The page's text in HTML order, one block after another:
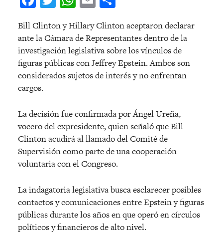
Bill Clinton y Hillary Clinton aceptaron declarar
ante la Cámara de Representantes dentro de la
investigación legislativa sobre los vínculos de
figuras públicas con Jeffrey Epstein. Ambos son
considerados sujetos de interés y no enfrentan
cargos.
La decisión fue confirmada por Ángel Ureña,
vocero del expresidente, quien señaló que Bill
Clinton acudirá al llamado del Comité de
Supervisión como parte de una cooperación
voluntaria con el Congreso.
La indagatoria legislativa busca esclarecer posibles
contactos y comunicaciones entre Epstein y figuras
públicas durante los años en que operó en círculos
políticos y financieros de alto nivel.